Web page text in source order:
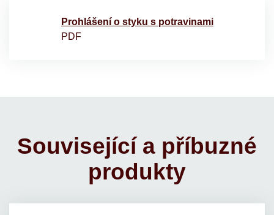
Prohlášení o styku s potravinami
PDF
Související a příbuzné
produkty